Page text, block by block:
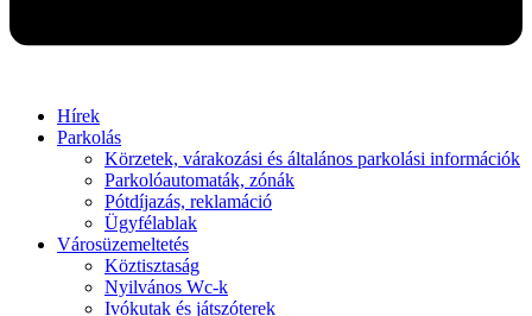
Hírek
Parkolás
Körzetek, várakozási és általános parkolási információk
Parkolóautomaták, zónák
Pótdíjazás, reklamáció
Ügyfélablak
Városüzemeltetés
Köztisztaság
Nyilvános Wc-k
Ivókutak és játszóterek